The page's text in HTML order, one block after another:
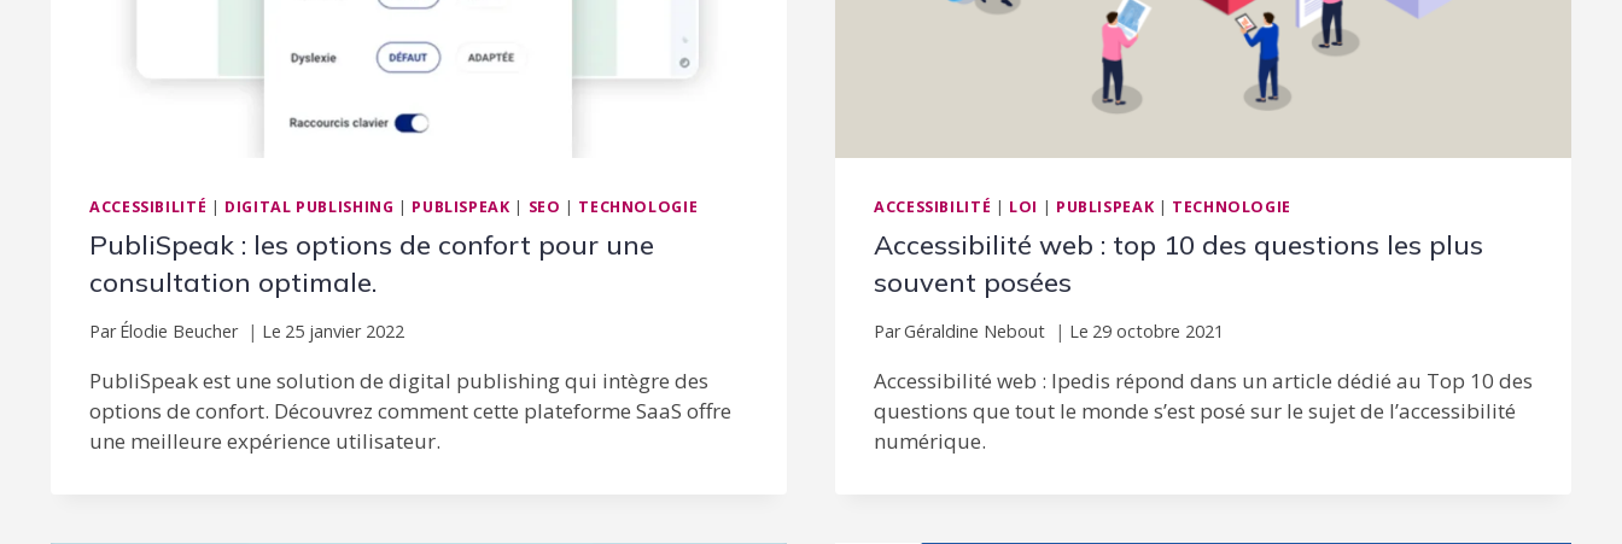
ACCESSIBILITÉ | DIGITAL PUBLISHING | PUBLISPEAK | SEO | TECHNOLOGIE
PubliSpeak : les options de confort pour une
consultation optimale.
Par Élodie Beucher Le 25 janvier 2022
PubliSpeak est une solution de digital publishing qui intègre des
options de confort. Découvrez comment cette plateforme SaaS offre
une meilleure expérience utilisateur.
ACCESSIBILITÉ | LOI | PUBLISPEAK | TECHNOLOGIE
Accessibilité web : top 10 des questions les plus
souvent posées
ParGéraldine Nebout Le 29 octobre 2021
Accessibilité web : Ipedis répond dans un article dédié au Top 10 des
questions que tout le monde s’est posé sur le sujet de l’accessibilité
numérique.